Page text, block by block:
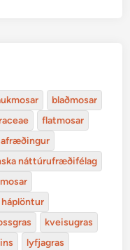
blaðmosar
flatmosar
náttúrufræðifélag
háplöntur
kveisugras
lyfjagras